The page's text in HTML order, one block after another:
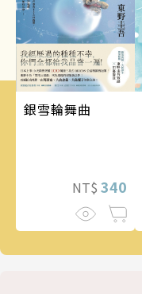
銀雪輪舞曲
NT$ 340